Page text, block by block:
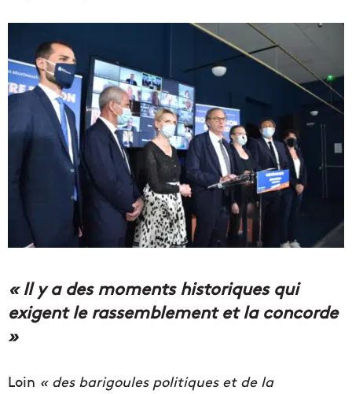
« Il y a des moments historiques qui
exigent le rassemblement et la concorde
»
Loin « des barigoules politiques et de la